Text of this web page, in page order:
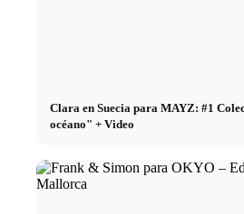
Clara en Suecia para MAYZ: #1
océano" + Video